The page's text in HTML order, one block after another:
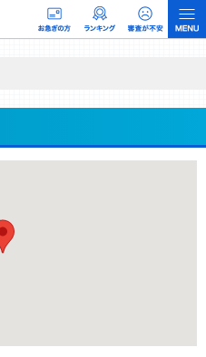
部の調査／ユーザーへの口コミ収集な
っています。